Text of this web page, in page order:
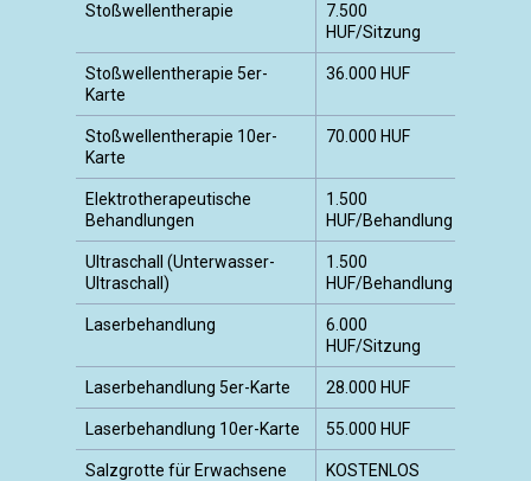
Stoßwellentherapie
7.500
HUF/Sitzung
Stoßwellentherapie 5er-
Karte
36.000 HUF
Stoßwellentherapie 10er-
Karte
70.000 HUF
Elektrotherapeutische
Behandlungen
1.500
HUF/Behandlung
Ultraschall (Unterwasser-
Ultraschall)
1.500
HUF/Behandlung
Laserbehandlung
6.000
HUF/Sitzung
Laserbehandlung 5er-Karte 28.000 HUF
Laserbehandlung 10er-Karte 55.000 HUF
Salzgrotte für Erwachsene
KOSTENLOS